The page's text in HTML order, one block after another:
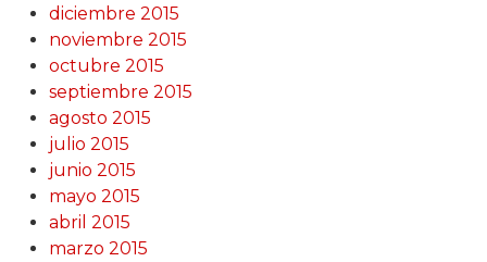
diciembre 2015
noviembre 2015
octubre 2015
septiembre 2015
agosto 2015
julio 2015
junio 2015
mayo 2015
abril 2015
marzo 2015